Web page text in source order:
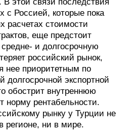
с Россией, которые пока
расчетах стоимости
еще предстоит
и долгосрочную
российский рынок,
нее приоритетным по
долгосрочной экспортной
обострит внутреннюю
норму рентабельности.
рынку у Турции не
регионе, ни в мире.